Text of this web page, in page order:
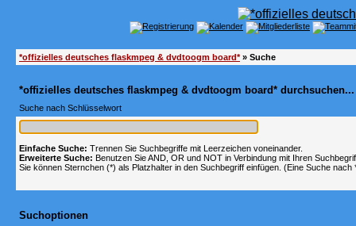
*offizielles deutsches flaskmpeg & dvdtoogm board*» Suche
*offizielles deutsches flaskmpeg & dvdtoogm board* durchsuchen...
Suche nach Schlüsselwort
Einfache Suche: Trennen Sie Suchbegriffe mit Leerzeichen voneinander.
Erweiterte Suche: Benutzen Sie AND, OR und NOT in Verbindung mit Ihren
Sie können Sternchen (*) als Platzhalter in den Suchbegriff einfügen. (Eine Suche
Suchoptionen